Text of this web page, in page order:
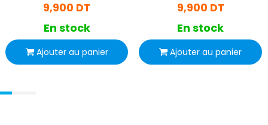
9,900 DT
En stock
Ajouter au panier
9,900 DT
En stock
Ajouter au panier